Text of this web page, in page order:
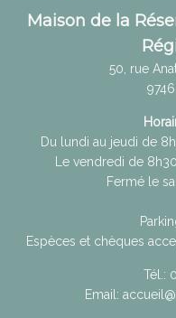
Maison de la
50, rue
Du lundi au jeudi de
Le vendredi de
Fermé le
Espèces et chèques
Tél.:
Email: